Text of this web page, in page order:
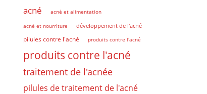
acné
acné et alimentation
acné et nourriture
développement de l'acné
pilules contre l'acné produits contre l'acné
produits contre l'acné
traitement de l'acnée
pilules de traitement de l'acné